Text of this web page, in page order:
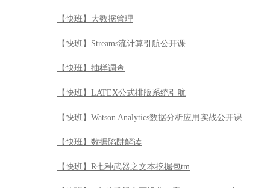
【快班】大数据管理
【快班】Streams流计算引航公开课
【快班】抽样调查
【快班】LATEX公式排版系统引航
【快班】Watson Analytics数据分析应用实战公开课
【快班】数据陷阱解读
【快班】R七种武器之文本挖掘包tm